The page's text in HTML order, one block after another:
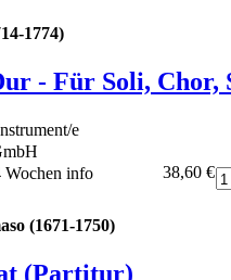
1774)
- Für Soli,
e
Wochen info 38,60 €
(1671-1750)
(Partitur)